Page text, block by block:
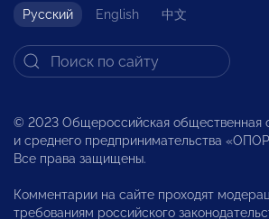
Русский English 中文
© 2023 Общероссийская общественная
и среднего предпринимательства
Все права защищены.
Комментарии на сайте проходят
требованиям российского